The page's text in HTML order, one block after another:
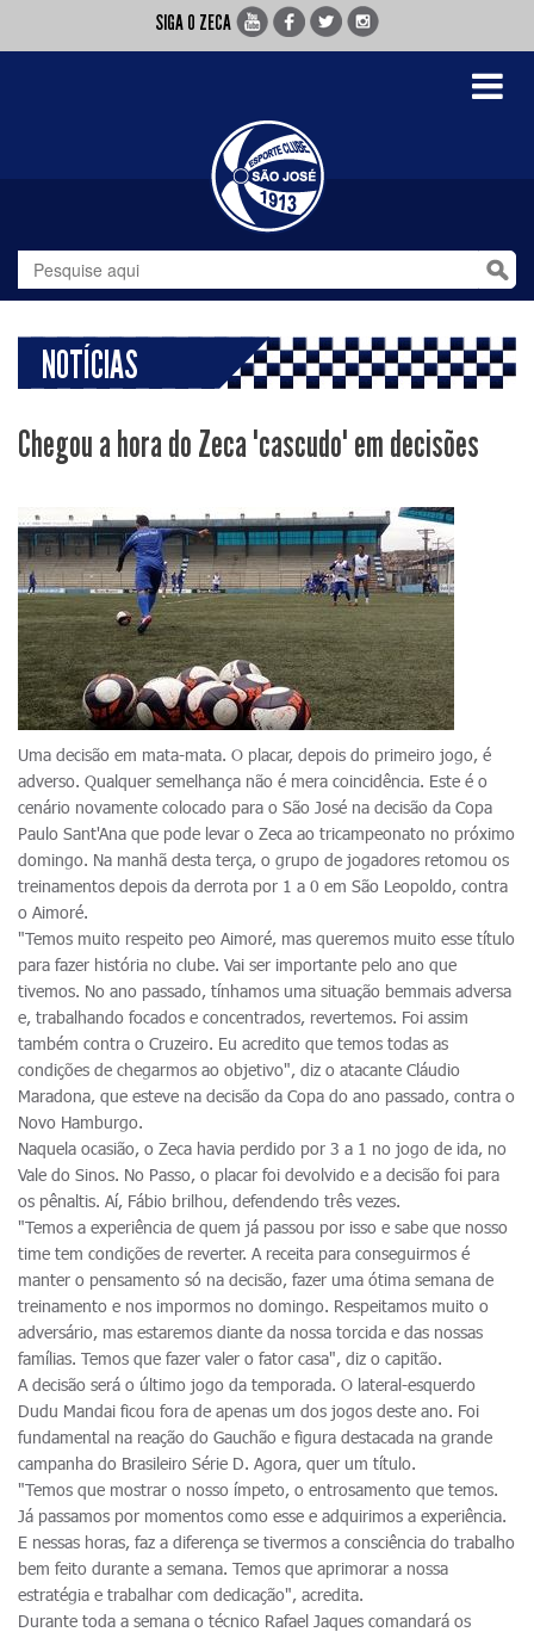
SIGA O ZECA
Toggle
NOTÍCIAS
Chegou a hora do Zeca "cascudo" em decisões
Uma decisão em mata-mata. O placar, depois do primeiro jogo, é
adverso. Qualquer semelhança não é mera coincidência. Este é o
cenário novamente colocado para o São José na decisão da Copa
Paulo Sant'Ana que pode levar o Zeca ao tricampeonato no próximo
domingo. Na manhã desta terça, o grupo de jogadores retomou os
treinamentos depois da derrota por 1 a 0 em São Leopoldo, contra
o Aimoré.
"Temos muito respeito peo Aimoré, mas queremos muito esse título
para fazer história no clube. Vai ser importante pelo ano que
tivemos. No ano passado, tínhamos uma situação bemmais adversa
e, trabalhando focados e concentrados, revertemos. Foi assim
também contra o Cruzeiro. Eu acredito que temos todas as
condições de chegarmos ao objetivo", diz o atacante Cláudio
Maradona, que esteve na decisão da Copa do ano passado, contra o
Novo Hamburgo.
Naquela ocasião, o Zeca havia perdido por 3 a 1 no jogo de ida, no
Vale do Sinos. No Passo, o placar foi devolvido e a decisão foi para
os pênaltis. Aí, Fábio brilhou, defendendo três vezes.
"Temos a experiência de quem já passou por isso e sabe que nosso
time tem condições de reverter. A receita para conseguirmos é
manter o pensamento só na decisão, fazer uma ótima semana de
treinamento e nos impormos no domingo. Respeitamos muito o
adversário, mas estaremos diante da nossa torcida e das nossas
famílias. Temos que fazer valer o fator casa", diz o capitão.
A decisão será o último jogo da temporada. O lateral-esquerdo
Dudu Mandai ficou fora de apenas um dos jogos deste ano. Foi
fundamental na reação do Gauchão e figura destacada na grande
campanha do Brasileiro Série D. Agora, quer um título.
"Temos que mostrar o nosso ímpeto, o entrosamento que temos.
Já passamos por momentos como esse e adquirimos a experiência.
E nessas horas, faz a diferença se tivermos a consciência do trabalho
bem feito durante a semana. Temos que aprimorar a nossa
estratégia e trabalhar com dedicação", acredita.
Durante toda a semana o técnico Rafael Jaques comandará os